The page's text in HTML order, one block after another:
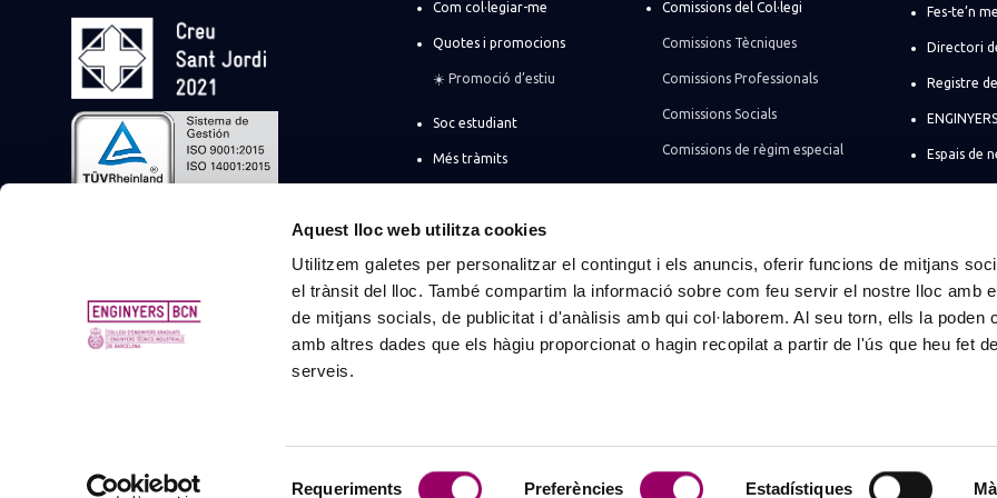
Aquest lloc web utilitza cookies
Utilitzem galetes per personalitzar el contingut i els anuncis, oferir funcions de mitjans
el trànsit del lloc. També compartim la informació sobre com feu servir el nostre lloc amb
de mitjans socials, de publicitat i d'anàlisis amb qui col·laborem. Al seu torn, ells la poden
amb altres dades que els hàgiu proporcionat o hagin recopilat a partir de l'ús que heu fet
serveis.
Requeriments Preferències Estadístiques
Com col·legiar-me
Quotes i promocions
☀️ Promoció d’estiu
Soc estudiant
Més tràmits
Promocions per a
Registre de societats
professionals
Comissions del Col·legi
Comissions Tècniques
Comissions Professionals
Comissions Socials
Comissions de règim especial
Fes-te’n
Directori
Registre
Espais de